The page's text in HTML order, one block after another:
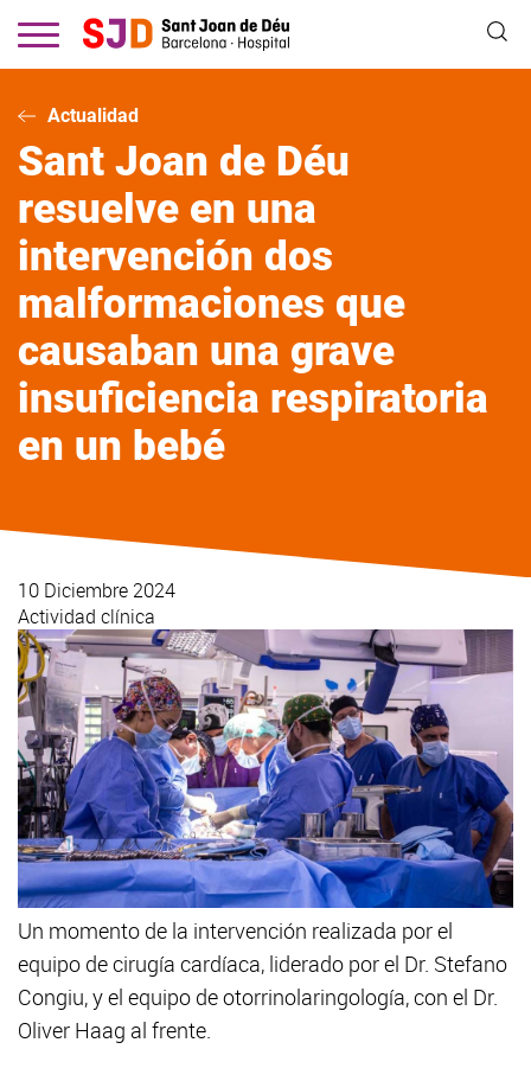
contenido
Actualidad
Sant Joan de Déu
resuelve en una
intervención dos
malformaciones que
causaban una grave
insuficiencia respiratoria
en un bebé
10 Diciembre 2024
Actividad clínica
Un momento de la intervención realizada por el
equipo de cirugía cardíaca, liderado por el Dr. Stefano
Congiu, y el equipo de otorrinolaringología, con el Dr.
Oliver Haag al frente.